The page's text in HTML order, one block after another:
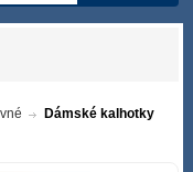
Dámské kalhotky